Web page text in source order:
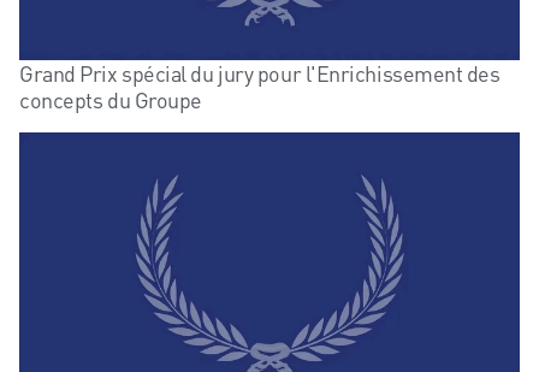
Grand Prix spécial du jury pour l'Enrichissement des
concepts du Groupe